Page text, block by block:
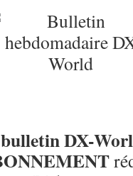
bulletin DX-